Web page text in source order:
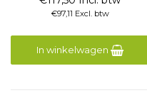
€97,11 Excl. btw
In winkelwagen